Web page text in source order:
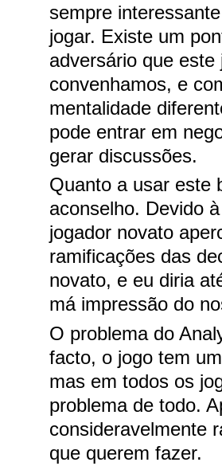
sempre
jogar. Existe um
adversário que
convenhamos, e
mentalidade
pode entrar em
gerar discussões.
Quanto a usar este
aconselho. Devido
jogador novato
ramificações das
novato, e eu diria
má impressão do
O problema do
facto, o jogo tem
mas em todos os
problema de todo.
consideravelmente
que querem fazer.